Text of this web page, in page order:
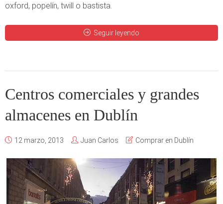
oxford, popelín, twill o bastista.
Seguir leyendo
Centros comerciales y grandes
almacenes en Dublín
12 marzo, 2013 Juan Carlos Comprar en Dublín